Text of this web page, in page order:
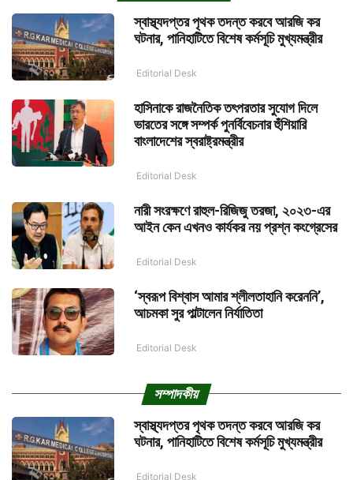
স্বাস্থ্যদপ্তর পৃথক তদন্ত করবে আরজি কর
ঘটনার, পানিহাটিতে বিশেষ কর্মসূচি মুখ্যমন্ত্রীর
Editorial Desk
হাসিনাকে রাজনৈতিক তৎপরতার সুযোগ দিলে
ভারতের সঙ্গে সম্পর্ক পুনর্বিবেচনার হুঁশিয়ারি
বাংলাদেশের স্বরাষ্ট্রমন্ত্রীর
Editorial Desk
নারী সংরক্ষণে রাহুল-রিজিজু তরজা, ২০২৩-এর
আইন কেন এখনও কার্যকর নয় প্রশ্ন কংগ্রেসের
Editorial Desk
‘স্বরূপ বিশ্বাস আমার শ্লীলতাহানি করেননি’,
আচমকা সুর পাল্টালেন নির্যাতিতা
Editorial Desk
সম্পাদকীয়
স্বাস্থ্যদপ্তর পৃথক তদন্ত করবে আরজি কর
ঘটনার, পানিহাটিতে বিশেষ কর্মসূচি মুখ্যমন্ত্রীর
Editorial Desk